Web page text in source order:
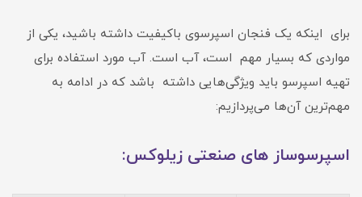
برای اینکه یک فنجان اسپرسوی باکیفیت داشته باشید، یکی از
مواردی که بسیار مهم است، آب است. آب مورد استفاده برای
تهیه اسپرسو باید ویژگی‌‌هایی داشته باشد که در ادامه به
مهم‌ترین آن‌ها می‌پردازیم:
اسپرسوساز های صنعتی زیلوکس: